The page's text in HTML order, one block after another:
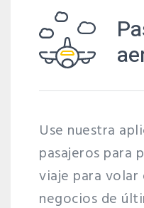
Use nuestra
pasajeros para
viaje para volar
negocios de